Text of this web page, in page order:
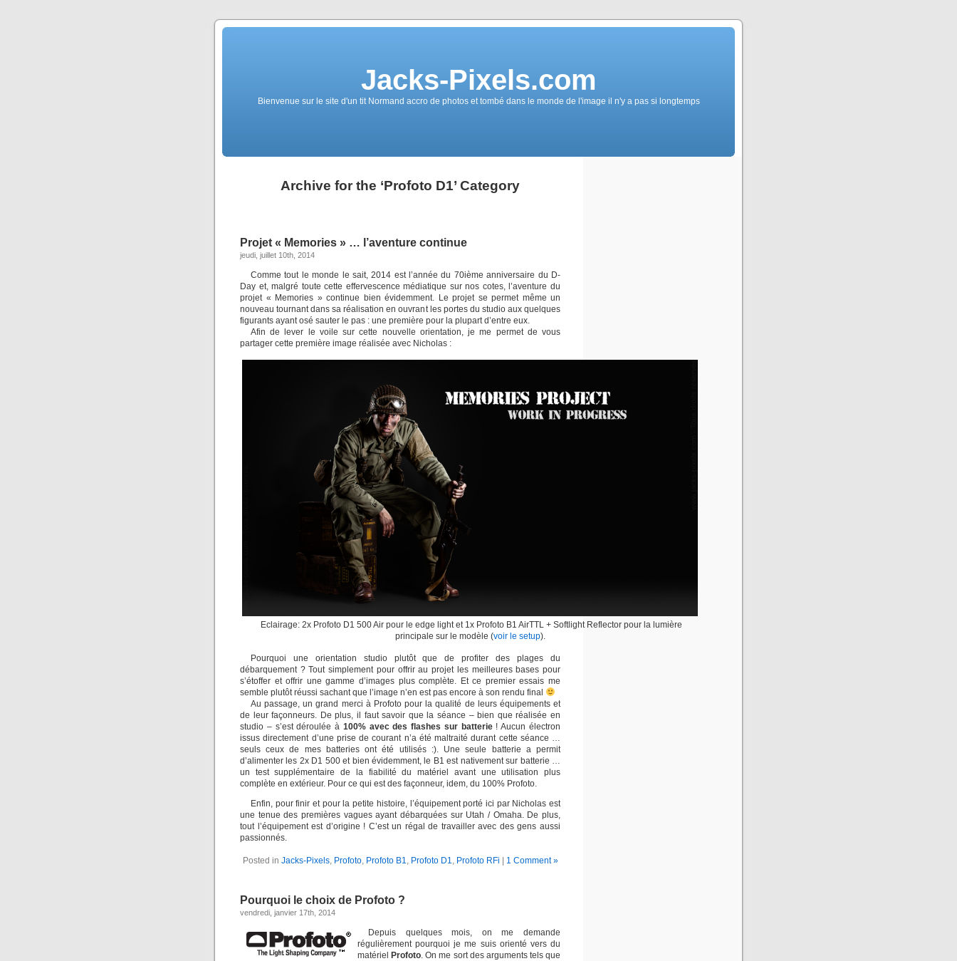
Jacks-Pixels.com
Bienvenue sur le site d'un tit Normand accro de photos et tombé dans le monde de l'image il n'y a pas si longtemps
Archive for the ‘Profoto D1’ Category
Projet « Memories » … l’aventure continue
jeudi, juillet 10th, 2014
Comme tout le monde le sait, 2014 est l’année du 70ième anniversaire du D-
Day et, malgré toute cette effervescence médiatique sur nos cotes, l’aventure du
projet « Memories » continue bien évidemment. Le projet se permet même un
nouveau tournant dans sa réalisation en ouvrant les portes du studio aux quelques
figurants ayant osé sauter le pas : une première pour la plupart d’entre eux.
Afin de lever le voile sur cette nouvelle orientation, je me permet de vous
partager cette première image réalisée avec Nicholas :
Eclairage: 2x Profoto D1 500 Air pour le edge light et 1x Profoto B1 AirTTL + Softlight Reflector pour la lumière
principale sur le modèle (voir le setup).
Pourquoi une orientation studio plutôt que de profiter des plages du
débarquement ? Tout simplement pour offrir au projet les meilleures bases pour
s’étoffer et offrir une gamme d’images plus complète. Et ce premier essais me
semble plutôt réussi sachant que l’image n’en est pas encore à son rendu final
Au passage, un grand merci à Profoto pour la qualité de leurs équipements et
de leur façonneurs. De plus, il faut savoir que la séance – bien que réalisée en
studio – s’est déroulée à 100% avec des flashes sur batterie! Aucun électron
issus directement d’une prise de courant n’a été maltraité durant cette séance …
seuls ceux de mes batteries ont été utilisés :). Une seule batterie a permit
d’alimenter les 2x D1 500 et bien évidemment, le B1 est nativement sur batterie …
un test supplémentaire de la fiabilité du matériel avant une utilisation plus
complète en extérieur. Pour ce qui est des façonneur, idem, du 100% Profoto.
Enfin, pour finir et pour la petite histoire, l’équipement porté ici par Nicholas est
une tenue des premières vagues ayant débarquées sur Utah / Omaha. De plus,
tout l’équipement est d’origine ! C’est un régal de travailler avec des gens aussi
passionnés.
Posted in Jacks-Pixels, Profoto, Profoto B1, Profoto D1, Profoto RFi 1 Comment »
Pourquoi le choix de Profoto ?
vendredi, janvier 17th, 2014
Depuis quelques mois, on me demande
régulièrement pourquoi je me suis orienté vers du
matériel
Profoto. On me sort des arguments tels que